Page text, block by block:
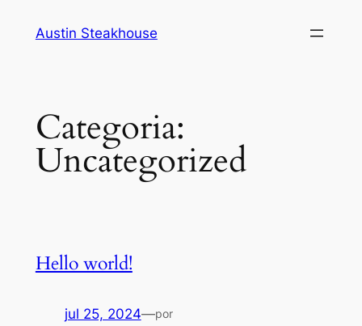
Austin Steakhouse
Categoria:
Uncategorized
Hello world!
jul 25, 2024—por